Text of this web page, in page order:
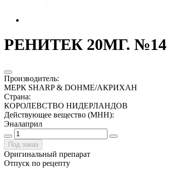
РЕНИТЕК 20МГ.
Производитель:
МЕРК SHARP & DOHME/АКРИХАН
Страна:
КОРОЛЕВСТВО НИДЕРЛАНДОВ
Действующее вещество (МНН):
Эналаприл
Под заказ
Оригинальный препарат
Отпуск по рецепту